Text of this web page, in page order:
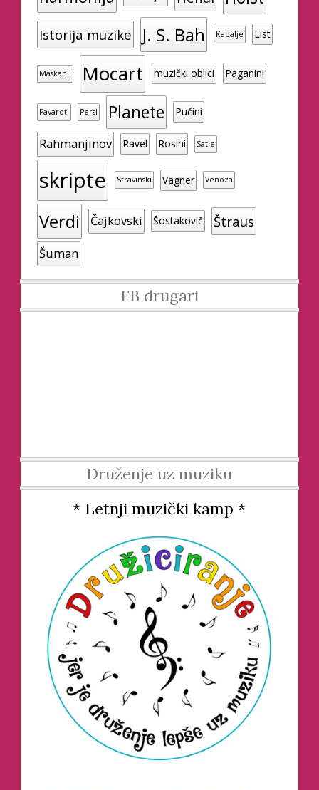
Istorija muzike J. S. Bah Kabalje List
Maskanji Mocart muzički oblici Paganini
Pavaroti Persl Planete Pučini
Rahmanjinov Ravel Rosini Satie
skripte Stravinski Vagner Venoza
Verdi Čajkovski Šostakovič Štraus
Šuman
FB drugari
Druženje uz muziku
* Letnji muzički kamp *